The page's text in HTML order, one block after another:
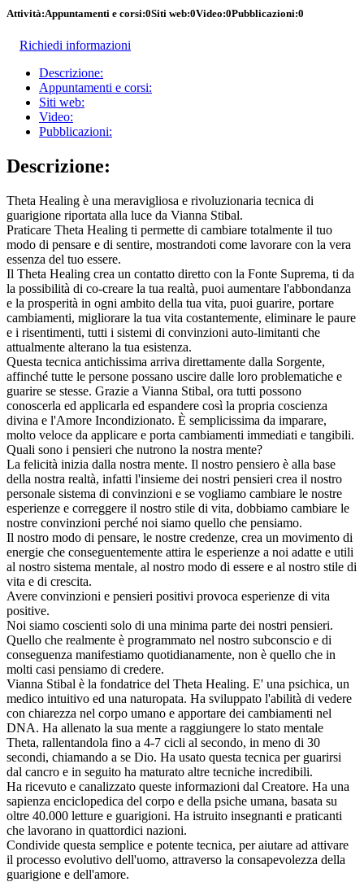
Attività:Appuntamenti e corsi:0Siti web:0Video:0Pubblicazioni:0
Richiedi informazioni
Descrizione:
Appuntamenti e corsi:
Siti web:
Video:
Pubblicazioni:
Descrizione:
Theta Healing è una meravigliosa e rivoluzionaria tecnica di
guarigione riportata alla luce da Vianna Stibal.
Praticare Theta Healing ti permette di cambiare totalmente il tuo
modo di pensare e di sentire, mostrandoti come lavorare con la vera
essenza del tuo essere.
Il Theta Healing crea un contatto diretto con la Fonte Suprema, ti da
la possibilità di co-creare la tua realtà, puoi aumentare l'abbondanza
e la prosperità in ogni ambito della tua vita, puoi guarire, portare
cambiamenti, migliorare la tua vita costantemente, eliminare le paure
e i risentimenti, tutti i sistemi di convinzioni auto-limitanti che
attualmente alterano la tua esistenza.
Questa tecnica antichissima arriva direttamente dalla Sorgente,
affinché tutte le persone possano uscire dalle loro problematiche e
guarire se stesse. Grazie a Vianna Stibal, ora tutti possono
conoscerla ed applicarla ed espandere così la propria coscienza
divina e l'Amore Incondizionato. È semplicissima da imparare,
molto veloce da applicare e porta cambiamenti immediati e tangibili.
Quali sono i pensieri che nutrono la nostra mente?
La felicità inizia dalla nostra mente. Il nostro pensiero è alla base
della nostra realtà, infatti l'insieme dei nostri pensieri crea il nostro
personale sistema di convinzioni e se vogliamo cambiare le nostre
esperienze e correggere il nostro stile di vita, dobbiamo cambiare le
nostre convinzioni perché noi siamo quello che pensiamo.
Il nostro modo di pensare, le nostre credenze, crea un movimento di
energie che conseguentemente attira le esperienze a noi adatte e utili
al nostro sistema mentale, al nostro modo di essere e al nostro stile di
vita e di crescita.
Avere convinzioni e pensieri positivi provoca esperienze di vita
positive.
Noi siamo coscienti solo di una minima parte dei nostri pensieri.
Quello che realmente è programmato nel nostro subconscio e di
conseguenza manifestiamo quotidianamente, non è quello che in
molti casi pensiamo di credere.
Vianna Stibal è la fondatrice del Theta Healing. E' una psichica, un
medico intuitivo ed una naturopata. Ha sviluppato l'abilità di vedere
con chiarezza nel corpo umano e apportare dei cambiamenti nel
DNA. Ha allenato la sua mente a raggiungere lo stato mentale
Theta, rallentandola fino a 4-7 cicli al secondo, in meno di 30
secondi, chiamando a se Dio. Ha usato questa tecnica per guarirsi
dal cancro e in seguito ha maturato altre tecniche incredibili.
Ha ricevuto e canalizzato queste informazioni dal Creatore. Ha una
sapienza enciclopedica del corpo e della psiche umana, basata su
oltre 40.000 letture e guarigioni. Ha istruito insegnanti e praticanti
che lavorano in quattordici nazioni.
Condivide questa semplice e potente tecnica, per aiutare ad attivare
il processo evolutivo dell'uomo, attraverso la consapevolezza della
guarigione e dell'amore.